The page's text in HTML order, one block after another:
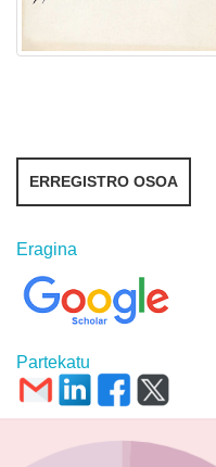
ERREGISTRO OSOA
Eragina
Partekatu